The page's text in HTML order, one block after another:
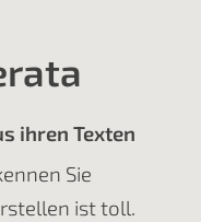
ihren Texten
Sie
ist toll.